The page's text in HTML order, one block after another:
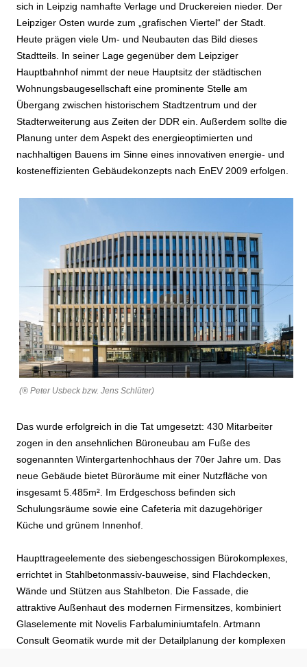
sich in Leipzig namhafte Verlage und Druckereien nieder. Der
Leipziger Osten wurde zum „grafischen Viertel“ der Stadt.
Heute prägen viele Um- und Neubauten das Bild dieses
Stadtteils. In seiner Lage gegenüber dem Leipziger
Hauptbahnhof nimmt der neue Hauptsitz der städtischen
Wohnungsbaugesellschaft eine prominente Stelle am
Übergang zwischen historischem Stadtzentrum und der
Stadterweiterung aus Zeiten der DDR ein. Außerdem sollte die
Planung unter dem Aspekt des energieoptimierten und
nachhaltigen Bauens im Sinne eines innovativen energie- und
kosteneffizienten Gebäudekonzepts nach EnEV 2009 erfolgen.
(® Peter Usbeck bzw. Jens Schlüter)
Das wurde erfolgreich in die Tat umgesetzt: 430 Mitarbeiter
zogen in den ansehnlichen Büroneubau am Fuße des
sogenannten Wintergartenhochhaus der 70er Jahre um. Das
neue Gebäude bietet Büroräume mit einer Nutzfläche von
insgesamt 5.485m². Im Erdgeschoss befinden sich
Schulungsräume sowie eine Cafeteria mit dazugehöriger
Küche und grünem Innenhof.
Haupttrageelemente des siebengeschossigen Bürokomplexes,
errichtet in Stahlbetonmassiv-bauweise, sind Flachdecken,
Wände und Stützen aus Stahlbeton. Die Fassade, die
attraktive Außenhaut des modernen Firmensitzes, kombiniert
Glaselemente mit Novelis Farbaluminiumtafeln. Artmann
Consult Geomatik wurde mit der Detailplanung der komplexen